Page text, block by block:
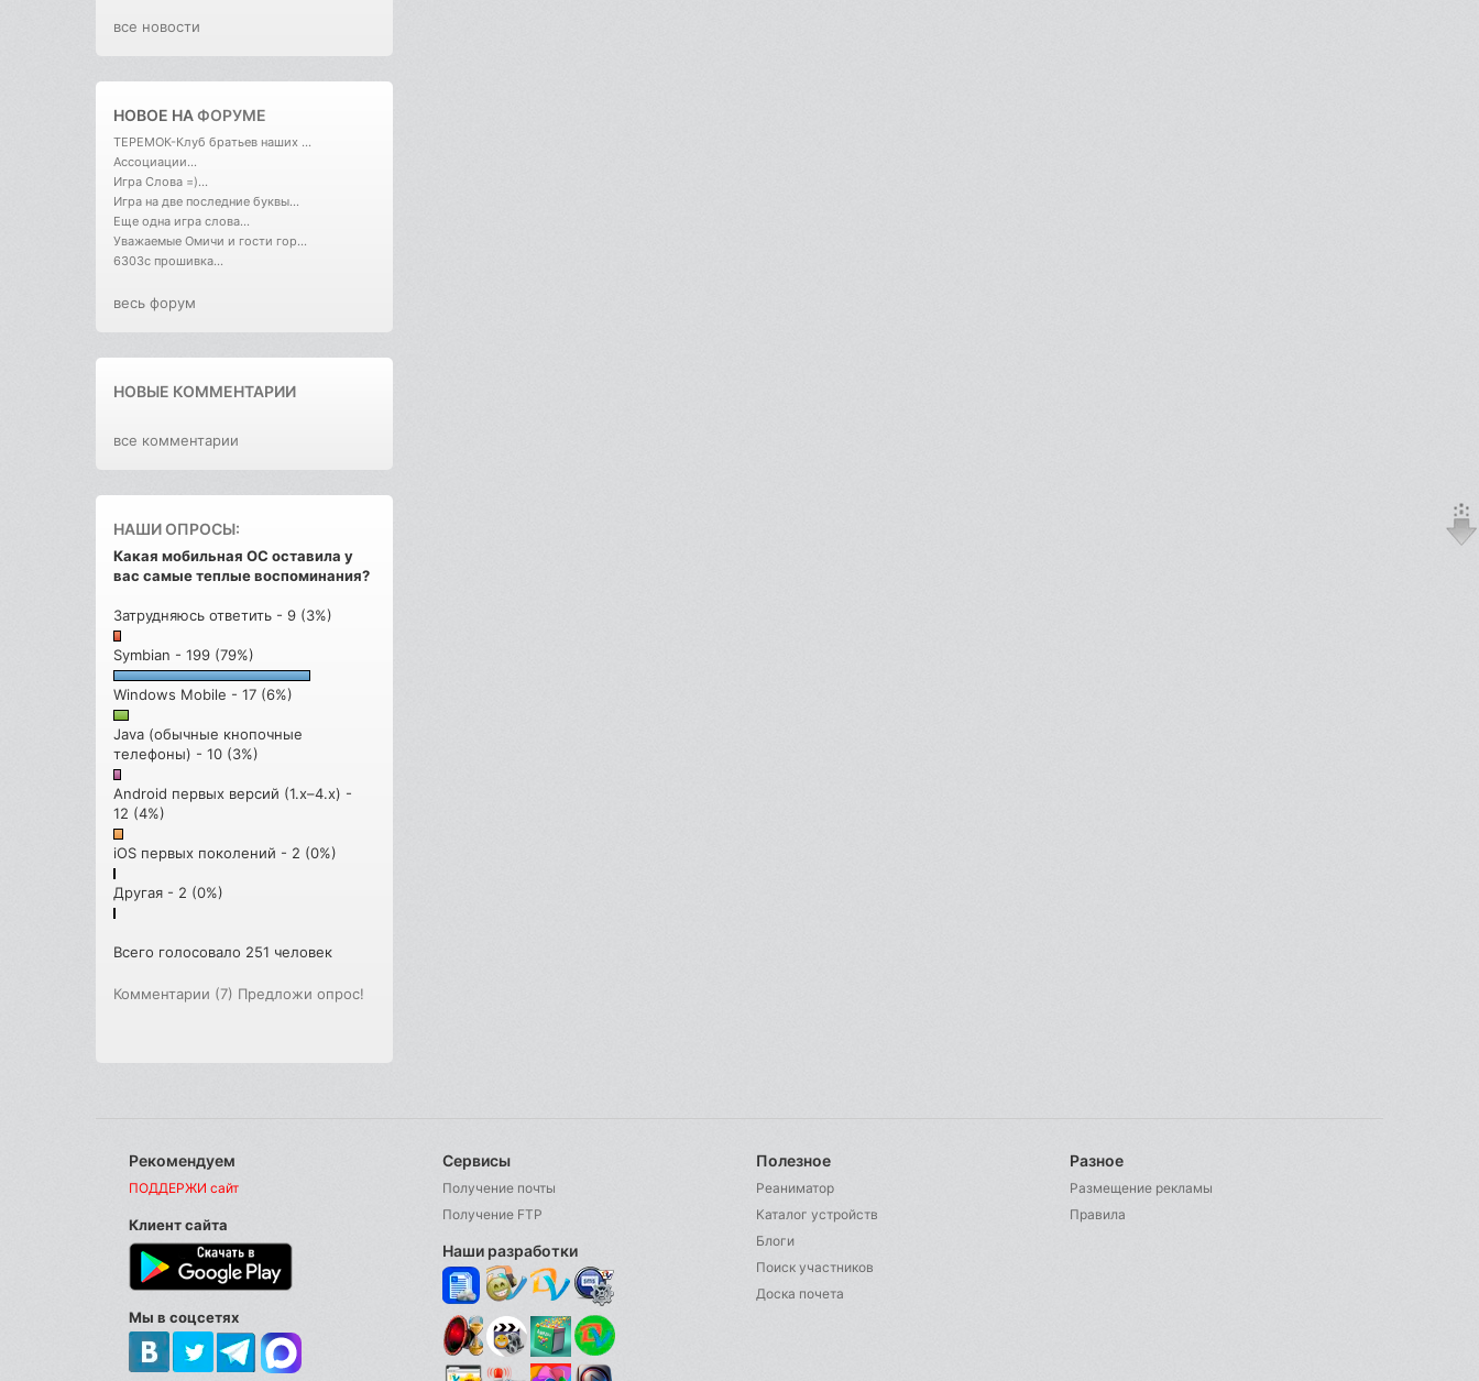
все новости
НОВОЕ НАФОРУМЕ
ТЕРЕМОК-Клуб братьев наших ...
Ассоциации...
Игра Слова =)...
Игра на две последние буквы...
Еще одна игра слова...
Уважаемые Омичи и гости гор...
6303с прошивка...
весь форум
НОВЫЕ КОММЕНТАРИИ
все комментарии
НАШИ ОПРОСЫ:
Какая мобильная ОС оставила у
вас самые теплые воспоминания?
Затрудняюсь ответить - 9 (3%)
Symbian - 199 (79%)
Windows Mobile - 17 (6%)
Java (обычные кнопочные
телефоны) - 10 (3%)
Android первых версий (1.x–4.x) -
12 (4%)
iOS первых поколений - 2 (0%)
Другая - 2 (0%)
Всего голосовало 251 человек
Комментарии (7) Предложи опрос!
Рекомендуем
ПОДДЕРЖИ сайт
Клиент сайта
Мы в соцсетях
Сервисы
Получение почты
Получение FTP
Наши разработки
Полезное
Реаниматор
Каталог устройств
Блоги
Поиск участников
Доска почета
Разное
Размещение рекламы
Правила